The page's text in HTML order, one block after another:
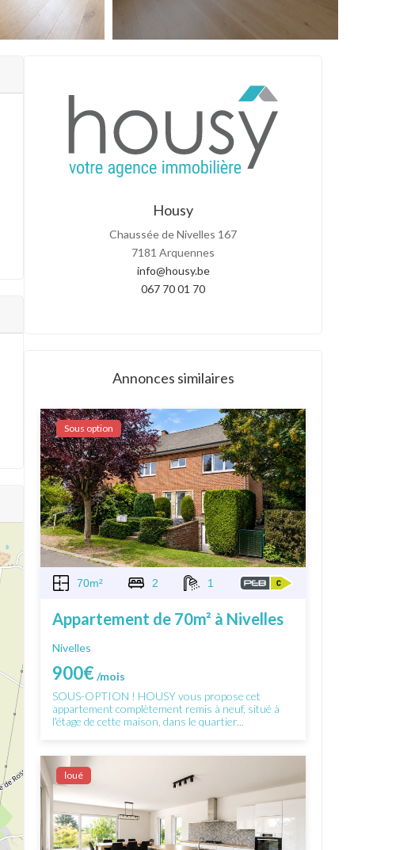
Housy
Chaussée de Nivelles 167
7181 Arquennes
info@housy.be
067 70 01 70
Annonces similaires
Sous option
70m² 2 1
Appartement de 70m² à Nivelles
Nivelles
900€/mois
SOUS-OPTION ! HOUSY vous propose cet
appartement complètement remis à neuf, situé à
l'étage de cette maison, dans le quartier...
Ιoué